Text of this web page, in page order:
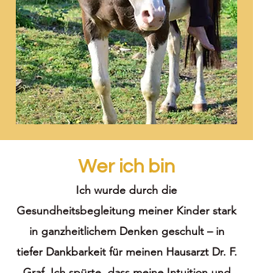
Wer ich bin
Ich wurde durch die
Gesundheitsbegleitung meiner Kinder stark
in ganzheitlichem Denken geschult – in
tiefer Dankbarkeit für meinen Hausarzt Dr. F.